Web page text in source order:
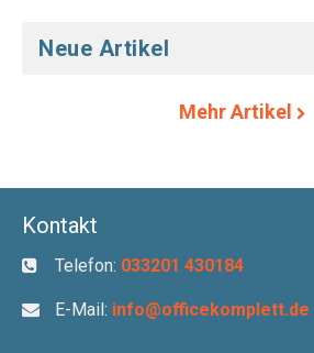
Neue Artikel
Mehr Artikel
Kontakt
Telefon: 033201 430184
E-Mail: info@officekomplett.de